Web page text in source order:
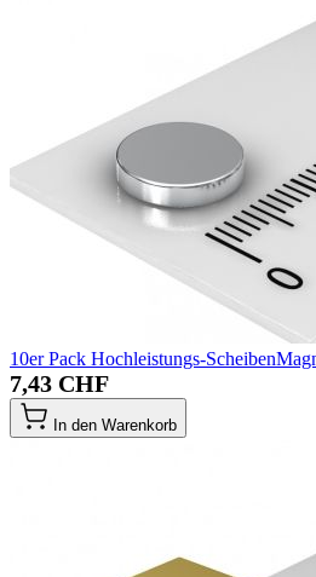
10er Pack Hochleistungs-
7,43 CHF
In den Warenkorb